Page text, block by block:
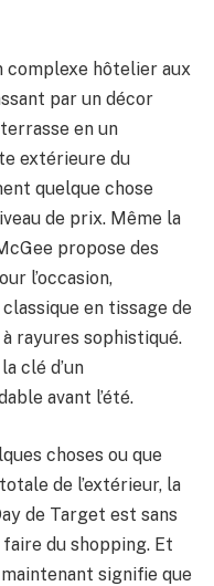
complexe hôtelier aux
par un décor
en un
extérieure du
quelque chose
de prix. Même la
propose des
l’occasion,
en tissage de
rayures sophistiqué.
clé d’un
avant l’été.
choses ou que
de l’extérieur, la
de Target est sans
du shopping. Et
signifie que